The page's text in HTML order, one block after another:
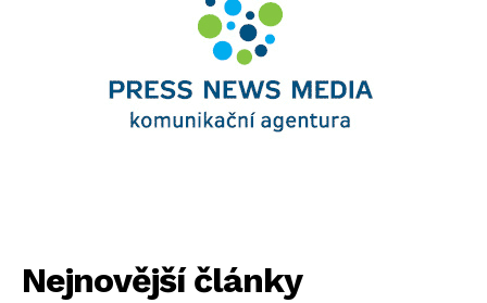
Nejnovější články